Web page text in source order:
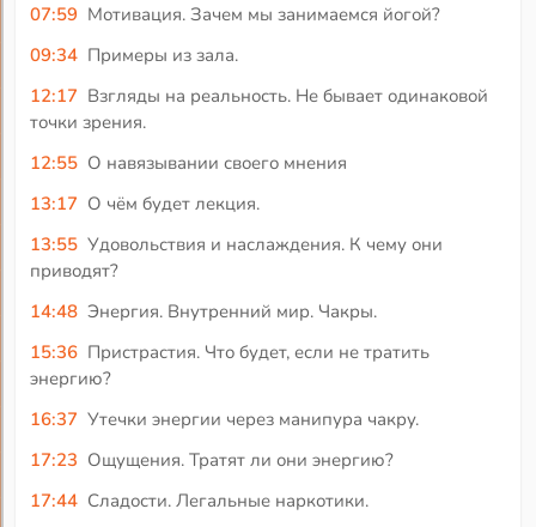
07:59 Мотивация. Зачем мы занимаемся йогой?
09:34 Примеры из зала.
12:17 Взгляды на реальность. Не бывает одинаковой
точки зрения.
12:55 О навязывании своего мнения
13:17 О чём будет лекция.
13:55 Удовольствия и наслаждения. К чему они
приводят?
14:48 Энергия. Внутренний мир. Чакры.
15:36 Пристрастия. Что будет, если не тратить
энергию?
16:37 Утечки энергии через манипура чакру.
17:23 Ощущения. Тратят ли они энергию?
17:44 Сладости. Легальные наркотики.